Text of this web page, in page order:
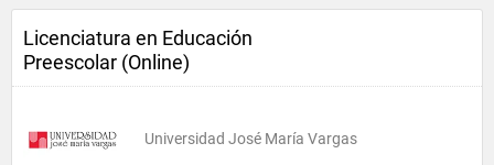
Licenciatura en Educación
Preescolar (Online)
Universidad José María Vargas